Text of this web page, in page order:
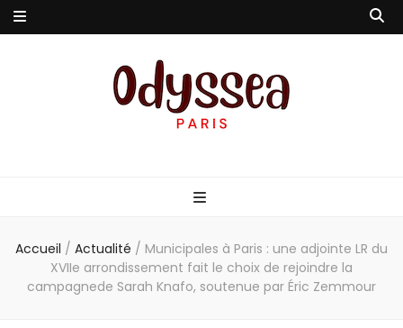
Accueil / Actualité / Municipales à Paris : une adjointe LR du
XVIIe arrondissement fait le choix de rejoindre la
campagnede Sarah Knafo, soutenue par Éric Zemmour